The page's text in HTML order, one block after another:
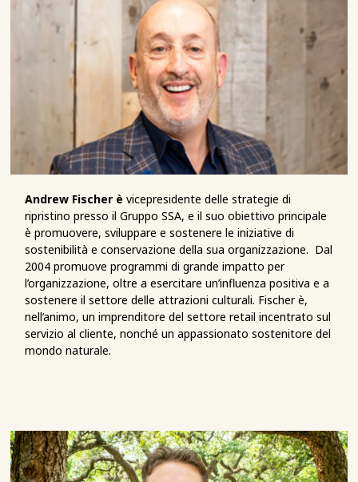
Andrew Fischer è vicepresidente delle strategie di
ripristino presso il Gruppo SSA, e il suo obiettivo principale
è promuovere, sviluppare e sostenere le iniziative di
sostenibilità e conservazione della sua organizzazione. Dal
2004 promuove programmi di grande impatto per
l’organizzazione, oltre a esercitare un’influenza positiva e a
sostenere il settore delle attrazioni culturali. Fischer è,
nell’animo, un imprenditore del settore retail incentrato sul
servizio al cliente, nonché un appassionato sostenitore del
mondo naturale.